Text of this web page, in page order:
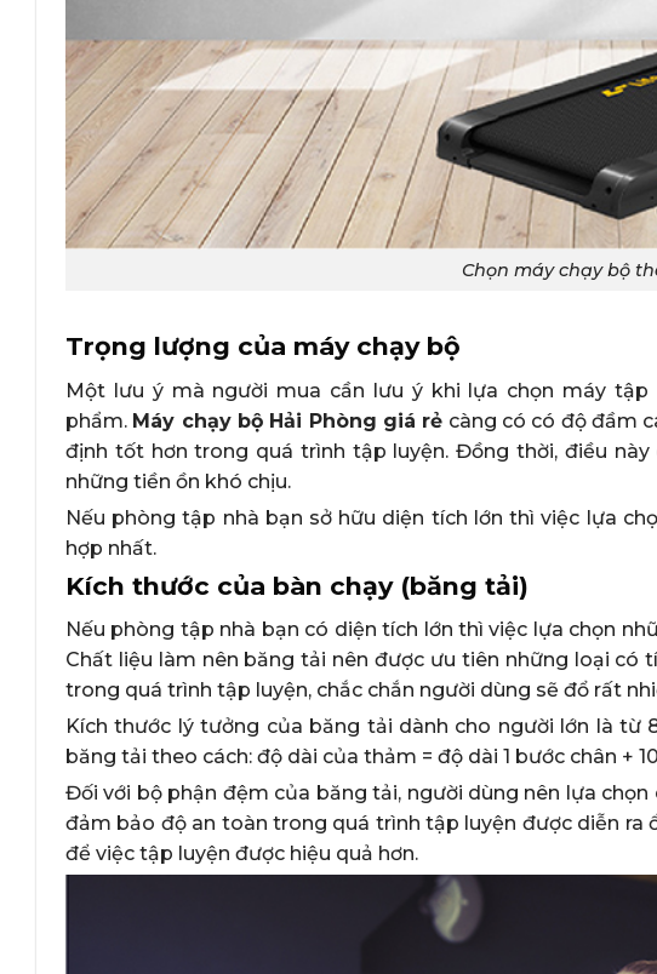
Chọn máy chạy bộ
Trọng lượng của máy chạy bộ
Một lưu ý mà người mua cần lưu ý khi lựa chọn máy
phẩm. Máy chạy bộ Hải Phòng giá rẻ càng có có độ đầm
định tốt hơn trong quá trình tập luyện. Đồng thời, điều
những tiền ồn khó chịu.
Nếu phòng tập nhà bạn sở hữu diện tích lớn thì việc lựa
hợp nhất.
Kích thước của bàn chạy (băng tải)
Nếu phòng tập nhà bạn có diện tích lớn thì việc lựa chọn
Chất liệu làm nên băng tải nên được ưu tiên những loại có
trong quá trình tập luyện, chắc chắn người dùng sẽ đổ rất
Kích thước lý tưởng của băng tải dành cho người lớn là từ
băng tải theo cách: độ dài của thảm = độ dài 1 bước chân +
Đối với bộ phận đệm của băng tải, người dùng nên lựa
đảm bảo độ an toàn trong quá trình tập luyện được diễn ra
để việc tập luyện được hiệu quả hơn.